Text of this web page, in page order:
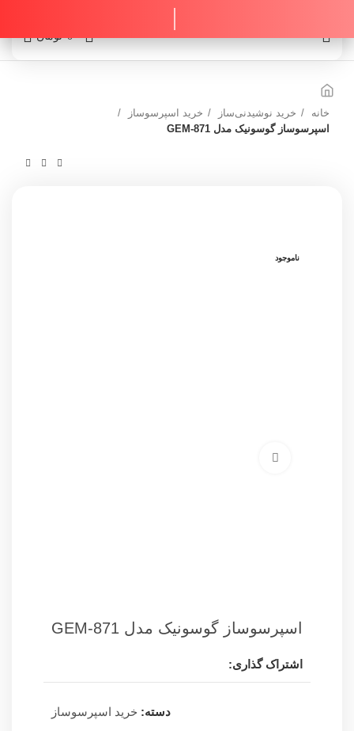
تومان 0
خانه خرید نوشیدنی‌ساز
خرید اسپرسوساز
اسپرسوساز گوسونیک مدل GEM-871
ناموجود
اسپرسوساز گوسونیک مدل GEM-871
اشتراک گذاری:
دسته: خرید اسپرسوساز